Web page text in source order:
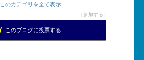
このカテゴリを全て表示
参加する
このブログに投票する